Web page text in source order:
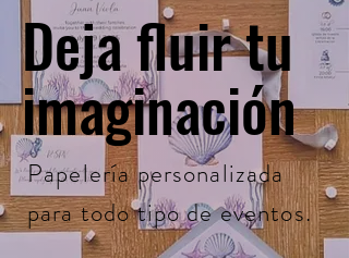
Deja fluir tu
imaginación
Papelería personalizada
para todo tipo de eventos.